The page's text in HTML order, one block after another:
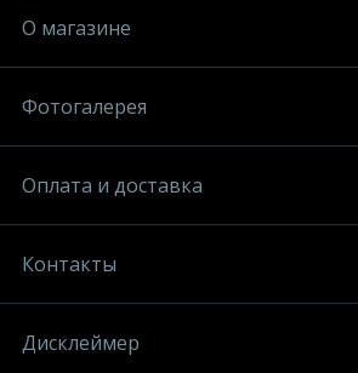
О магазине
Фотогалерея
Оплата и доставка
Контакты
Дисклеймер